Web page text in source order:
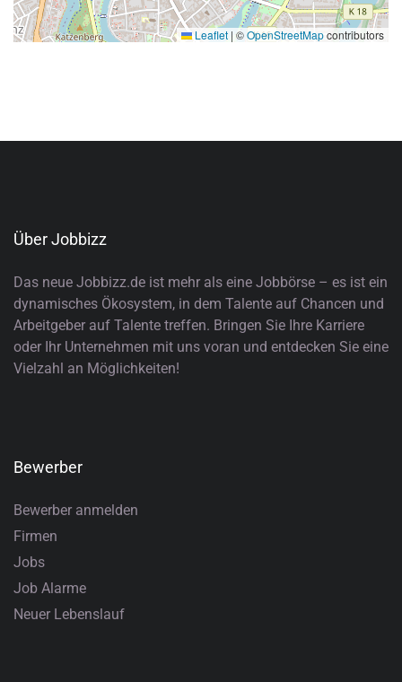
Leaflet | ©OpenStreetMapcontributors
Über Jobbizz
Das neue Jobbizz.de ist mehr als eine Jobbörse – es ist ein
dynamisches Ökosystem, in dem Talente auf Chancen und
Arbeitgeber auf Talente treffen. Bringen Sie Ihre Karriere
oder Ihr Unternehmen mit uns voran und entdecken Sie eine
Vielzahl an Möglichkeiten!
Bewerber
Bewerber anmelden
Firmen
Jobs
Job Alarme
Neuer Lebenslauf